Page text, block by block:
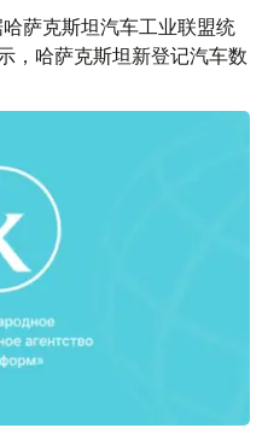
萨克斯坦汽车工业联盟统
，哈萨克斯坦新登记汽车数